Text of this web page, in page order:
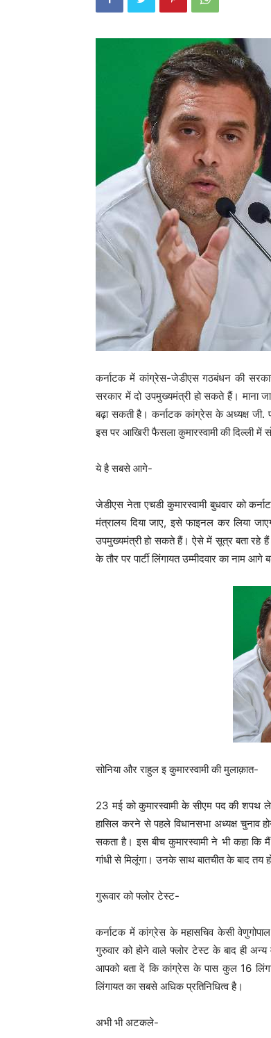
कर्नाटक में कांग्रेस-जेडीएस गठबंधन की
सरकार में दो उपमुख्यमंत्री हो सकते हैं। माना
बढ़ा सकती है। कर्नाटक कांग्रेस के अध्यक्ष जी.
इस पर आखिरी फैसला कुमारस्वामी की दिल्ली में
ये है सबसे आगे-
जेडीएस नेता एचडी कुमारस्वामी बुधवार को
मंत्रालय दिया जाए, इसे फाइनल कर लिया
उपमुख्यमंत्री हो सकते हैं। ऐसे में सूत्र बता रहे हैं
के तौर पर पार्टी लिंगायत उम्मीदवार का नाम
सोनिया और राहुल इ कुमारस्वामी की मुलाक़ात-
23 मई को कुमारस्वामी के सीएम पद की शपथ
हासिल करने से पहले विधानसभा अध्यक्ष चुनाव
सकता है। इस बीच कुमारस्वामी ने भी कहा कि मैं
गांधी से मिलूंगा। उनके साथ बातचीत के बाद तय
गुरूवार को फ्लोर टेस्ट-
कर्नाटक में कांग्रेस के महासचिव केसी
गुरुवार को होने वाले फ्लोर टेस्ट के बाद ही
आपको बता दें कि कांग्रेस के पास कुल 16
लिंगायत का सबसे अधिक प्रतिनिधित्व है।
अभी भी अटकले-